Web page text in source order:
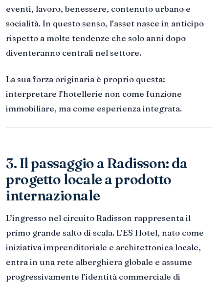
eventi, lavoro, benessere, contenuto urbano e
socialità. In questo senso, l’asset nasce in anticipo
rispetto a molte tendenze che solo anni dopo
diventeranno centrali nel settore.
La sua forza originaria è proprio questa:
interpretare l’hotellerie non come funzione
immobiliare, ma come esperienza integrata.
3. Il passaggio a Radisson: da
progetto locale a prodotto
internazionale
L’ingresso nel circuito Radisson rappresenta il
primo grande salto di scala. L’ES Hotel, nato come
iniziativa imprenditoriale e architettonica locale,
entra in una rete alberghiera globale e assume
progressivamente l’identità commerciale di